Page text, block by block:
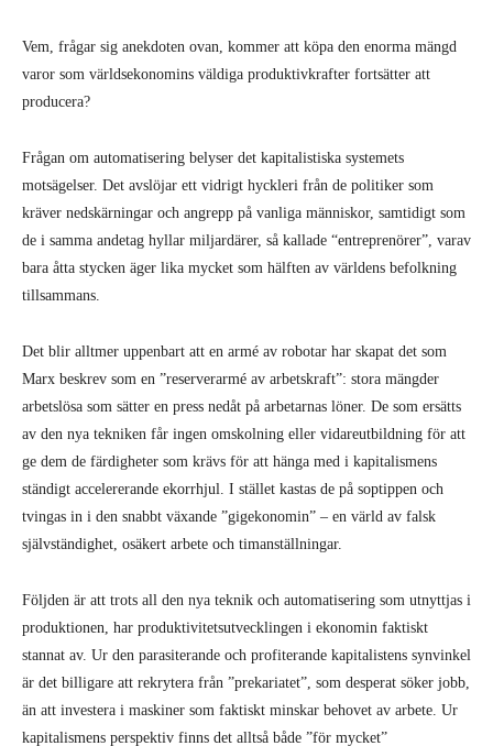
Vem, frågar sig anekdoten ovan, kommer att köpa den enorma mängd
varor som världsekonomins väldiga produktivkrafter fortsätter att
producera?
Frågan om automatisering belyser det kapitalistiska systemets
motsägelser. Det avslöjar ett vidrigt hyckleri från de politiker som
kräver nedskärningar och angrepp på vanliga människor, samtidigt som
de i samma andetag hyllar miljardärer, så kallade “entreprenörer”, varav
bara åtta stycken äger lika mycket som hälften av världens befolkning
tillsammans.
Det blir alltmer uppenbart att en armé av robotar har skapat det som
Marx beskrev som en ”reserverarmé av arbetskraft”: stora mängder
arbetslösa som sätter en press nedåt på arbetarnas löner. De som ersätts
av den nya tekniken får ingen omskolning eller vidareutbildning för att
ge dem de färdigheter som krävs för att hänga med i kapitalismens
ständigt accelererande ekorrhjul. I stället kastas de på soptippen och
tvingas in i den snabbt växande ”gigekonomin” – en värld av falsk
självständighet, osäkert arbete och timanställningar.
Följden är att trots all den nya teknik och automatisering som utnyttjas i
produktionen, har produktivitetsutvecklingen i ekonomin faktiskt
stannat av. Ur den parasiterande och profiterande kapitalistens synvinkel
är det billigare att rekrytera från ”prekariatet”, som desperat söker jobb,
än att investera i maskiner som faktiskt minskar behovet av arbete. Ur
kapitalismens perspektiv finns det alltså både ”för mycket”